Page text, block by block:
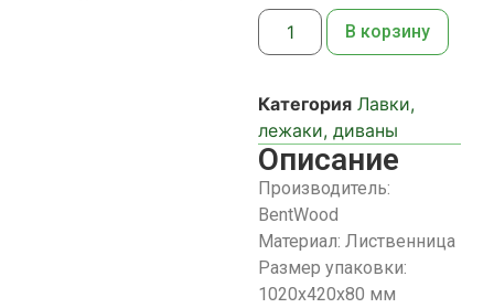
В корзину
Категория Лавки,
лежаки, диваны
Описание
Производитель:
BentWood
Материал: Лиственница
Размер упаковки:
1020х420х80 мм